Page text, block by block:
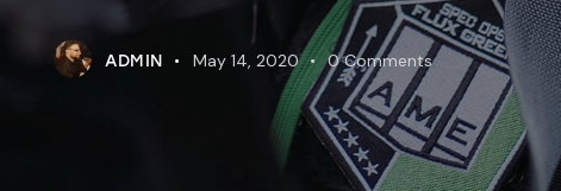
ADMIN May 14, 2020 0 Comments